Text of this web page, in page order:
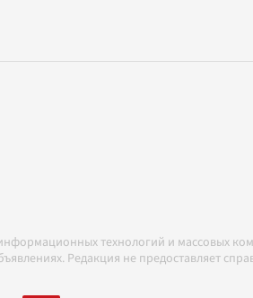
технологий и массовых
Редакция не предоставляет